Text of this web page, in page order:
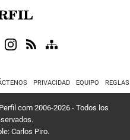
PRIVACIDAD EQUIPO
2006-2026 - Todos los
Carlos Piro.